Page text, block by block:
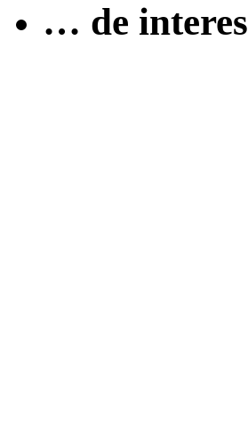
… de interes